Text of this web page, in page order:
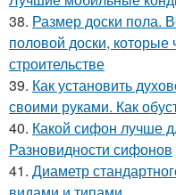
38. Размер доски пола.
половой доски, которые
строительстве
39. Как установить
своими руками. Как
40. Какой сифон лучше
Разновидности сифонов
41. Диаметр